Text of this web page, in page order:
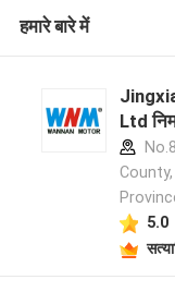
हमारे बारे में
Ltd
5.0